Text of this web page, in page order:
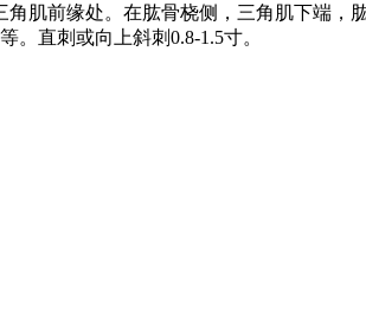
肌前缘处。在肱骨桡侧，三角肌下端，
直刺或向上斜刺0.8-1.5寸。